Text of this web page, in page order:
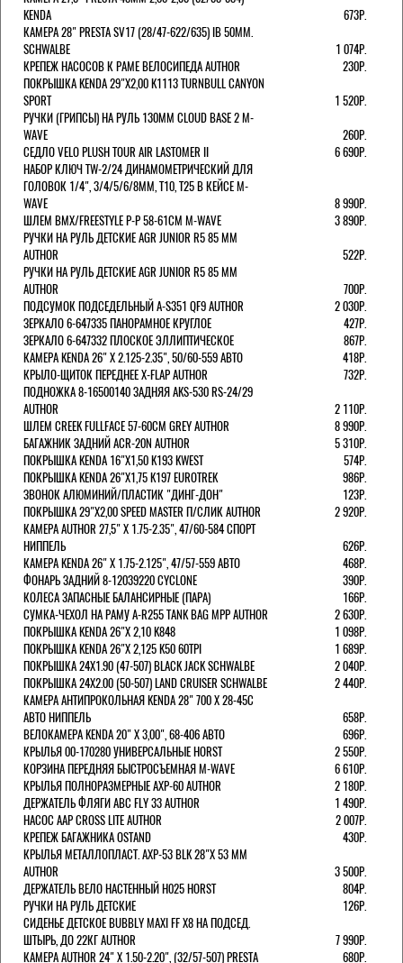
KENDA
673Р.
КАМЕРА 28" PRESTA SV17 (28/47-622/635) IB 50MM.
SCHWALBE
1 074Р.
КРЕПЕЖ НАСОСОВ К РАМЕ ВЕЛОСИПЕДА AUTHOR
230Р.
ПОКРЫШКА KENDA 29"Х2,00 K1113 TURNBULL CANYON
SPORT
1 520Р.
РУЧКИ (ГРИПСЫ) НА РУЛЬ 130ММ CLOUD BASE 2 M-
WAVE
260Р.
СЕДЛО VELO PLUSH TOUR AIR LASTOMER II
6 690Р.
НАБОР КЛЮЧ TW-2/24 ДИНАМОМЕТРИЧЕСКИЙ ДЛЯ
ГОЛОВОК 1/4", 3/4/5/6/8ММ, T10, T25 В КЕЙСЕ M-
WAVE
8 990Р.
ШЛЕМ ВМХ/FREESTYLE Р-Р 58-61СМ M-WAVE
3 890Р.
РУЧКИ НА РУЛЬ ДЕТСКИЕ AGR JUNIOR R5 85 ММ
AUTHOR
522Р.
РУЧКИ НА РУЛЬ ДЕТСКИЕ AGR JUNIOR R5 85 ММ
AUTHOR
700Р.
ПОДСУМОК ПОДСЕДЕЛЬНЫЙ A-S351 QF9 AUTHOR
2 030Р.
ЗЕРКАЛО 6-647335 ПАНОРАМНОЕ КРУГЛОЕ
427Р.
ЗЕРКАЛО 6-647332 ПЛОСКОЕ ЭЛЛИПТИЧЕСКОЕ
867Р.
КАМЕРА KENDA 26" Х 2.125-2.35", 50/60-559 АВТО
418Р.
КРЫЛО-ЩИТОК ПЕРЕДНЕЕ X-FLAP AUTHOR
732Р.
ПОДНОЖКА 8-16500140 ЗАДНЯЯ AKS-530 RS-24/29
AUTHOR
2 110Р.
ШЛЕМ CREEK FULLFACE 57-60СМ GREY AUTHOR
8 990Р.
БАГАЖНИК ЗАДНИЙ ACR-20N AUTHOR
5 310Р.
ПОКРЫШКА KENDA 16"Х1,50 K193 KWEST
574Р.
ПОКРЫШКА KENDA 26"Х1,75 K197 EUROTREK
986Р.
ЗВОНОК АЛЮМИНИЙ/ПЛАСТИК "ДИНГ-ДОН"
123Р.
ПОКРЫШКА 29"Х2,00 SPEED MASTER П/СЛИК AUTHOR
2 920Р.
КАМЕРА AUTHOR 27,5" Х 1.75-2.35", 47/60-584 СПОРТ
НИППЕЛЬ
626Р.
КАМЕРА KENDA 26" Х 1.75-2.125", 47/57-559 АВТО
468Р.
ФОНАРЬ ЗАДНИЙ 8-12039220 CYCLONE
390Р.
КОЛЕСА ЗАПАСНЫЕ БАЛАНСИРНЫЕ (ПАРА)
166Р.
CУМКА-ЧЕХОЛ НА РАМУ A-R255 TANK BAG MPP AUTHOR
2 630Р.
ПОКРЫШКА KENDA 26"Х 2,10 K848
1 098Р.
ПОКРЫШКА KENDA 26"Х 2,125 K50 60TPI
1 689Р.
ПОКРЫШКА 24X1.90 (47-507) BLACK JACK SCHWALBE
2 040Р.
ПОКРЫШКА 24X2.00 (50-507) LAND CRUISER SCHWALBE
2 440Р.
КАМЕРА АНТИПРОКОЛЬНАЯ KENDA 28" 700 Х 28-45C
АВТО НИППЕЛЬ
658Р.
ВЕЛОКАМЕРА KENDA 20" Х 3,00", 68-406 АВТО
696Р.
КРЫЛЬЯ 00-170280 УНИВЕРСАЛЬНЫЕ HORST
2 550Р.
КОРЗИНА ПЕРЕДНЯЯ БЫСТРОСЪЕМНАЯ M-WAVE
6 610Р.
КРЫЛЬЯ ПОЛНОРАЗМЕРНЫЕ AXP-60 AUTHOR
2 180Р.
ДЕРЖАТЕЛЬ ФЛЯГИ АВС FLY 33 AUTHOR
1 490Р.
НАСОС AAP CROSS LITE AUTHOR
2 007Р.
КРЕПЕЖ БАГАЖНИКА OSTAND
430Р.
КРЫЛЬЯ МЕТАЛЛОПЛАСТ. AXP-53 BLK 28"Х 53 ММ
AUTHOR
3 500Р.
ДЕРЖАТЕЛЬ ВЕЛО НАСТЕННЫЙ H025 HORST
804Р.
РУЧКИ НА РУЛЬ ДЕТСКИЕ
126Р.
СИДЕНЬЕ ДЕТСКОЕ BUBBLY MAXI FF X8 НА ПОДСЕД.
ШТЫРЬ, ДО 22КГ AUTHOR
7 990Р.
КАМЕРА AUTHOR 24" Х 1.50-2.20", (32/57-507) PRESTA
680Р.